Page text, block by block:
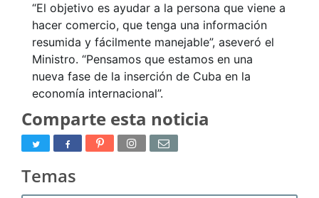
“El objetivo es ayudar a la persona que viene a
hacer comercio, que tenga una información
resumida y fácilmente manejable”, aseveró el
Ministro. “Pensamos que estamos en una
nueva fase de la inserción de Cuba en la
economía internacional”.
Comparte esta noticia
Temas